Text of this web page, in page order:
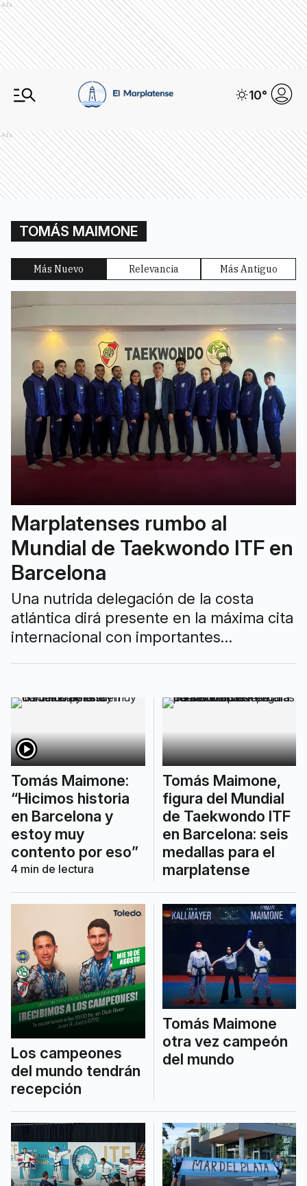
Ads
10°
Ads
TOMÁS MAIMONE
Más Nuevo Relevancia Más Antiguo
Marplatenses rumbo al
Mundial de Taekwondo ITF en
Barcelona
Una nutrida delegación de la costa
atlántica dirá presente en la máxima cita
internacional con importantes
Tomás Maimone:
“Hicimos historia
en Barcelona y
estoy muy
contento por eso”
4 min de lectura
Tomás Maimone,
figura del Mundial
de Taekwondo ITF
en Barcelona: seis
medallas para el
marplatense
Los campeones
del mundo tendrán
recepción
Tomás Maimone
otra vez campeón
del mundo